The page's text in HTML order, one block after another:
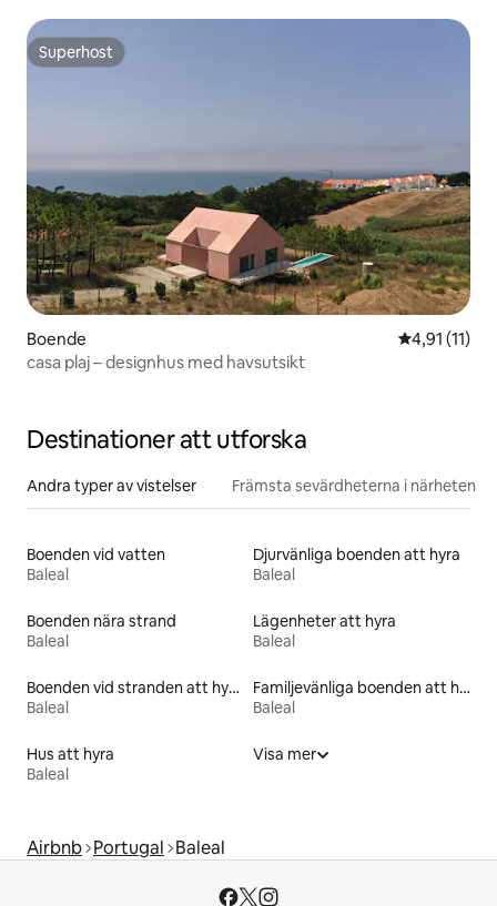
Superhost
Superhost
Boende 4,91 av 5 i
4,91 (11)
casa plaj – designhus med havsutsikt
Destinationer att utforska
Andra typer av vistelser Främsta sevärdheterna i närheten
Boenden vid vatten
Baleal
Djurvänliga boenden att hyra
Baleal
Boenden nära strand
Baleal
Lägenheter att hyra
Baleal
Boenden vid stranden att hyra
Baleal
Familjevänliga boenden att hyra
Baleal
Hus att hyra
Baleal
Visa mer
Airbnb Portugal Baleal